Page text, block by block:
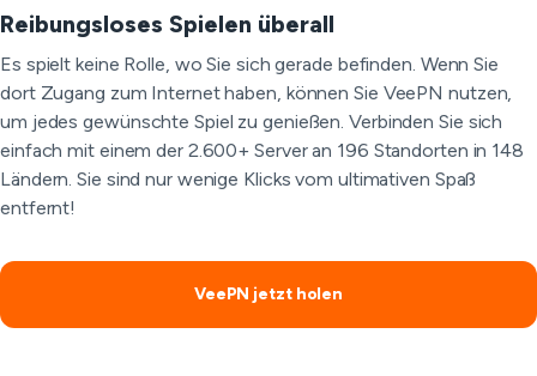
Reibungsloses Spielen überall
Es spielt keine Rolle, wo Sie sich gerade befinden. Wenn Sie
dort Zugang zum Internet haben, können Sie VeePN nutzen,
um jedes gewünschte Spiel zu genießen. Verbinden Sie sich
einfach mit einem der 2.600+ Server an 196 Standorten in 148
Ländern. Sie sind nur wenige Klicks vom ultimativen Spaß
entfernt!
VeePN jetzt holen